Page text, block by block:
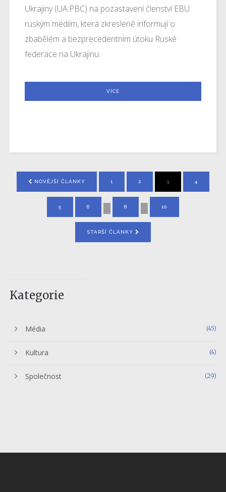
Ukrajiny (UA:PBC) na pozastavení členství EBU
ruským médiím, která zkresleně informují o
zbabělém a bezprecedentním útoku Ruské
federace na Ukrajinu.
VÍCE
NOVĚJŠÍ ČLÁNKY 1 2 3 4
5 6 … 8 … 10
STARŠÍ ČLÁNKY
Kategorie
Média (45)
Kultura (4)
Společnost (29)